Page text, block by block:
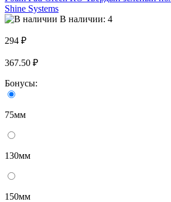
Shine Systems
В наличии: 4
294 ₽
367.50 ₽
Бонусы:
75мм
130мм
150мм